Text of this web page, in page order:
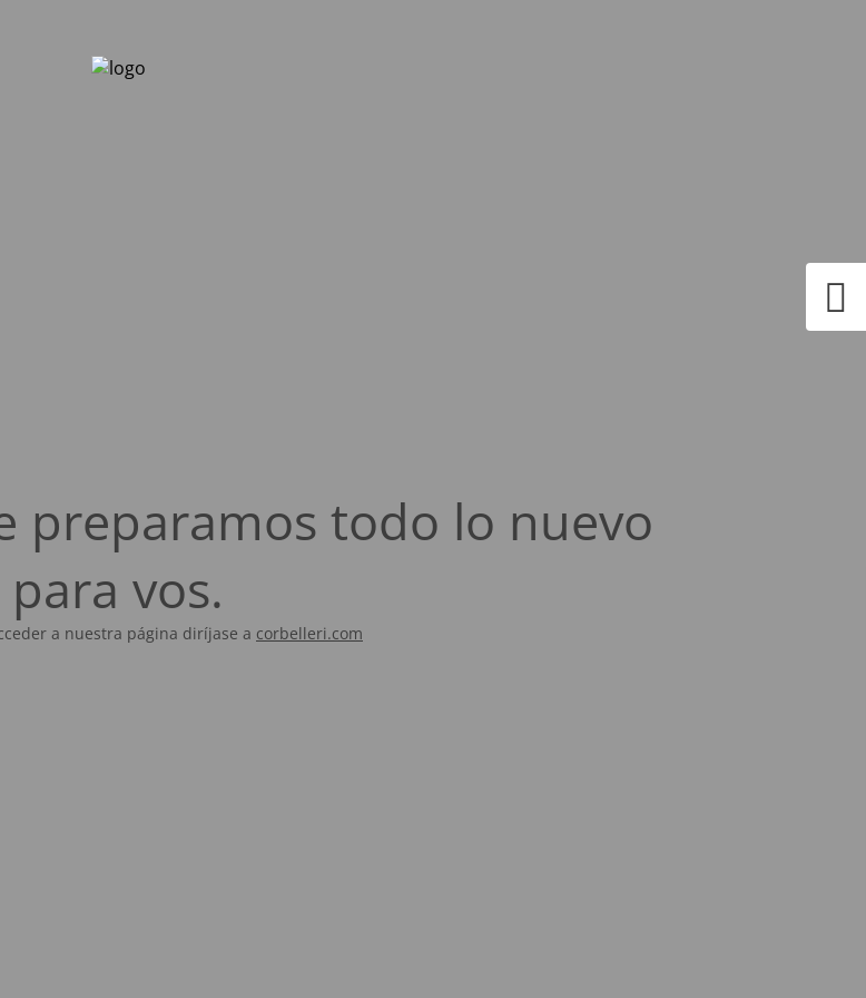
preparamos todo lo nuevo
para vos.
a nuestra página diríjase a corbelleri.com